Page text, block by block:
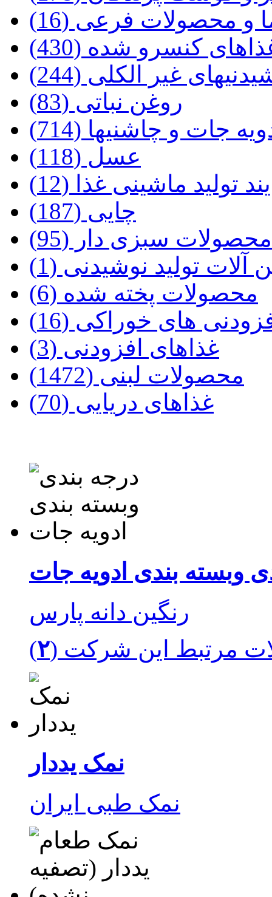
و محصولات فرعی (16)
کنسرو شده (430)
غیر الکلی (244)
روغن نباتی (83)
جات و چاشنیها (714)
عسل (118)
ماشینی غذا (12)
چایی (187)
محصولات سبزی دار (95)
آلات تولید نوشیدنی (1)
محصولات پخته شده (6)
های خوراکی (16)
غذاهای افزودنی (3)
محصولات لبنی (1472)
غذاهای دریایی (70)
وبسته بندی ادویه جات
رنگین دانه پارس
مرتبط این شرکت (۲
نمک‌ یددار